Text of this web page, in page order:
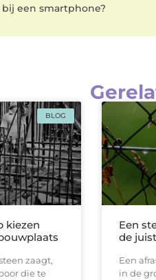
een smartphone?
BLOG
kiezen
zaagt,
die te
Een
de
Een
in de